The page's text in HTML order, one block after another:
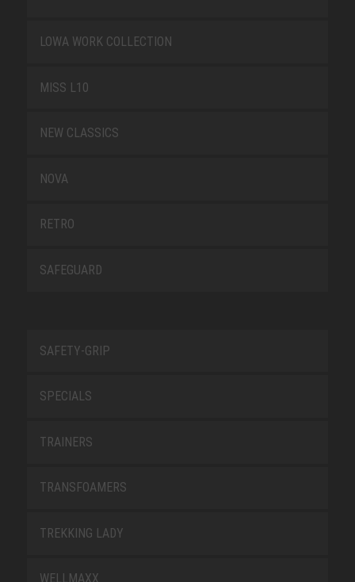
LOWA WORK COLLECTION
MISS L10
NEW CLASSICS
NOVA
RETRO
SAFEGUARD
SAFETY-GRIP
SPECIALS
TRAINERS
TRANSFOAMERS
TREKKING LADY
WELLMAXX